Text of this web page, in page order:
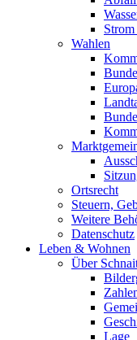
Wahlen
Ortsrecht
Steuern,
Weitere
Datenschutz
Leben & Wohnen
Über
Lage